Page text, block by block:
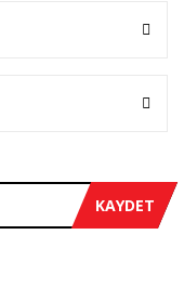
KAYDET